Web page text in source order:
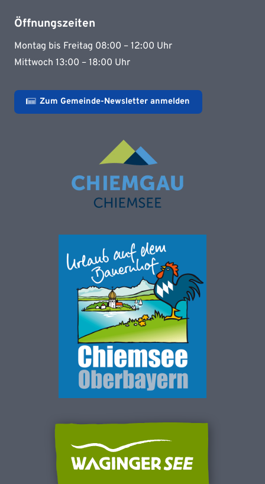
Öffnungszeiten
Montag bis Freitag 08:00 – 12:00 Uhr
Mittwoch 13:00 – 18:00 Uhr
Zum Gemeinde-Newsletter anmelden